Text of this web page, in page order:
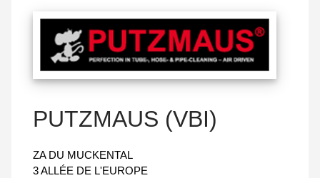
PUTZMAUS (VBI)
ZA DU MUCKENTAL
3 ALLÉE DE L'EUROPE